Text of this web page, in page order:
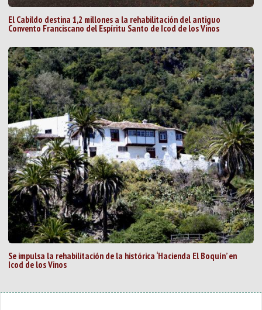
El Cabildo destina 1,2 millones a la rehabilitación del antiguo
Convento Franciscano del Espíritu Santo de Icod de los Vinos
Se impulsa la rehabilitación de la histórica ‘Hacienda El Boquín’ en
Icod de los Vinos